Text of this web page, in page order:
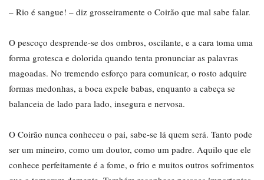
– Rio é sangue! – diz grosseiramente o Coirão que mal sabe falar.
O pescoço desprende-se dos ombros, oscilante, e a cara toma uma
forma grotesca e dolorida quando tenta pronunciar as palavras
magoadas. No tremendo esforço para comunicar, o rosto adquire
formas medonhas, a boca expele babas, enquanto a cabeça se
balanceia de lado para lado, insegura e nervosa.
O Coirão nunca conheceu o pai, sabe-se lá quem será. Tanto pode
ser um mineiro, como um doutor, como um padre. Aquilo que ele
conhece perfeitamente é a fome, o frio e muitos outros sofrimentos